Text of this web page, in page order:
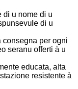
di u nome di u
di u
consegna per ogni
seranu offerti à u
educata, alta
resistente à